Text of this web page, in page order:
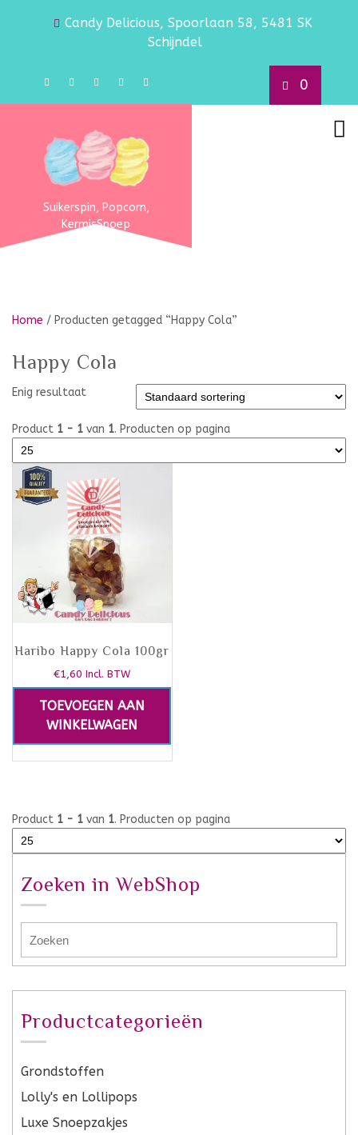
Candy Delicious, Spoorlaan 58, 5481 SK
Schijndel
0
Suikerspin, Popcorn,
KermisSnoep
Home / Producten getagged “Happy Cola”
Happy Cola
Enig resultaat
Product 1 - 1 van 1. Producten op pagina
Haribo Happy Cola 100gr
€1,60 Incl. BTW
TOEVOEGEN AAN
WINKELWAGEN
Product 1 - 1 van 1. Producten op pagina
Zoeken in WebShop
Productcategorieën
Grondstoffen
Lolly's en Lollipops
Luxe Snoepzakjes